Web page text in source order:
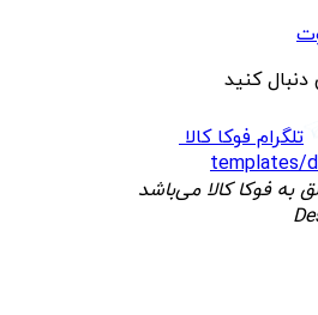
کنید
تلگرام فوکا کالا
templates/
به فوکا کالا می‌باشد